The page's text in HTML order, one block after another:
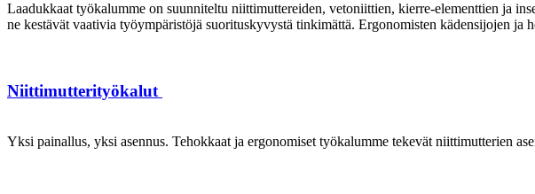
Laadukkaat työkalumme on suunniteltu niittimuttereiden, vetoniittien, kierre-elementtien ja
ne kestävät vaativia työympäristöjä suorituskyvystä tinkimättä. Ergonomisten kädensijojen ja
Niittimutterityökalut
Yksi painallus, yksi asennus. Tehokkaat ja ergonomiset työkalumme tekevät niittimutterien